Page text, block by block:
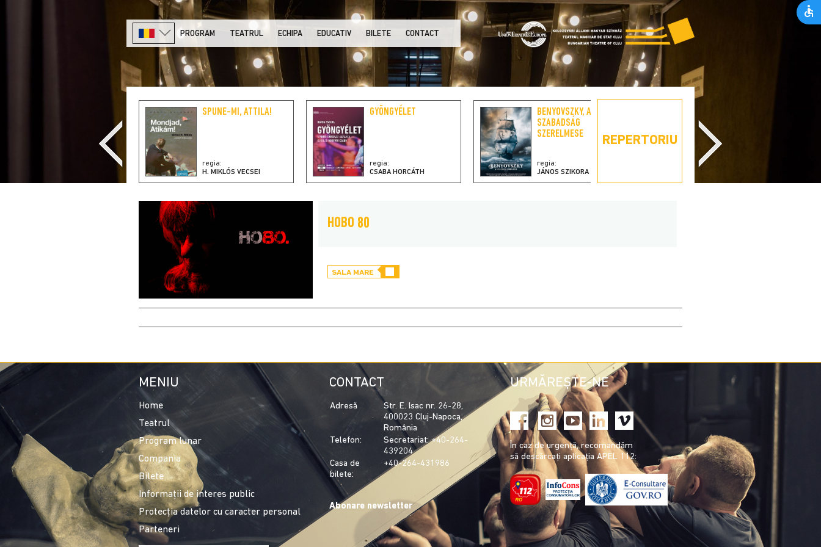
PROGRAM TEATRUL ECHIPA EDUCATIV BILETE CONTACT
REPERTORIU
SPUNE-MI, ATTILA!
regia:
H. MIKLÓS VECSEI
GYÖNGYÉLET
regia:
CSABA HORCÁTH
BENYOVSZKY, A
SZABADSÁG
SZERELMESE
regia:
JÁNOS SZIKORA
ACOPERIȘ
regia:
HOBO 80
SALA MARE
MENIU
Home
Teatrul
Program lunar
Compania
Bilete
Informații de interes public
Protecția datelor cu caracter personal
Parteneri
CONTACT
Adresă
Str. E. Isac nr. 26-28,
400023 Cluj-Napoca,
România
Telefon:
Secretariat: +40-264-
439204
Casa de
bilete:
+40-264-431986
Abonare newsletter
URMĂREȘTE-NE
În caz de urgență, recomandăm
să descărcați aplicația APEL 112: